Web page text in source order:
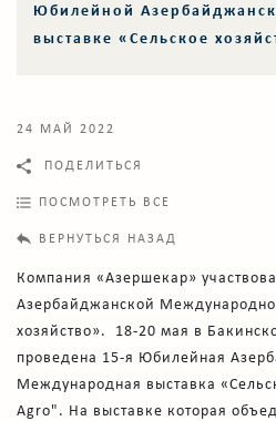
Юбилейной
выставке «Сельское
24 МАЙ 2022
ПОДЕЛИТЬСЯ
ПОСМОТРЕТЬ ВСЕ
ВЕРНУТЬСЯ НАЗАД
Компания «Азершекар»
Азербайджанской
хозяйство». 18-20 мая в
проведена 15-я Юбилейная
Международная выставка
Agro". На выставке которая